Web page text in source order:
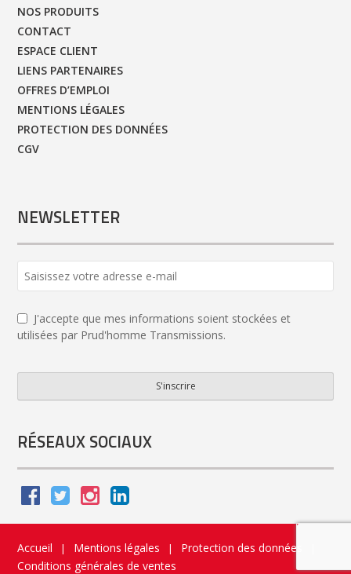
NOS PRODUITS
CONTACT
ESPACE CLIENT
LIENS PARTENAIRES
OFFRES D’EMPLOI
MENTIONS LÉGALES
PROTECTION DES DONNÉES
CGV
NEWSLETTER
J'accepte que mes informations soient stockées et
utilisées par Prud'homme Transmissions.
S'inscrire
Address *
RÉSEAUX SOCIAUX
Accueil | Mentions légales | Protection des données
Conditions générales de ventes